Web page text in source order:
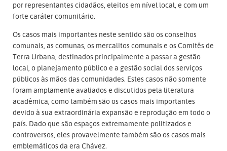
por representantes cidadãos, eleitos em nível local, e com um
forte caráter comunitário.
Os casos mais importantes neste sentido são os conselhos
comunais, as comunas, os mercalitos comunais e os Comitês de
Terra Urbana, destinados principalmente a passar a gestão
local, o planejamento público e a gestão social dos serviços
públicos às mãos das comunidades. Estes casos não somente
foram amplamente avaliados e discutidos pela literatura
acadêmica, como também são os casos mais importantes
devido à sua extraordinária expansão e reprodução em todo o
país. Dado que são espaços extremamente politizados e
controversos, eles provavelmente também são os casos mais
emblemáticos da era Chávez.